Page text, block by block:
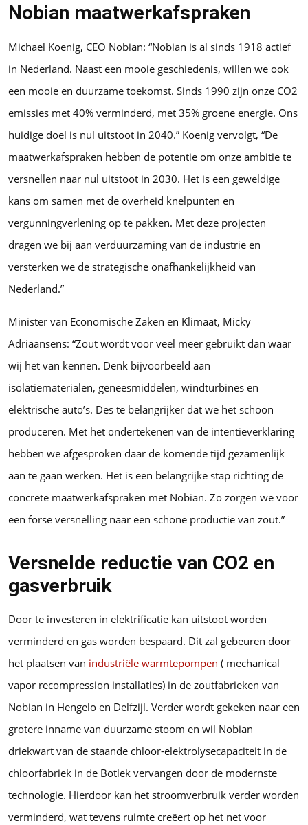
Nobian maatwerkafspraken
­Michael Koenig, CEO Nobian: “Nobian is al sinds 1918 actief
in Nederland. Naast een mooie geschiedenis, willen we ook
een mooie en duurzame toekomst. Sinds 1990 zijn onze CO2
emissies met 40% verminderd, met 35% groene energie. Ons
huidige doel is nul uitstoot in 2040.” Koenig vervolgt, “De
maatwerkafspraken hebben de potentie om onze ambitie te
versnellen naar nul uitstoot in 2030. Het is een geweldige
kans om samen met de overheid knelpunten en
vergunningverlening op te pakken. Met deze projecten
dragen we bij aan verduurzaming van de industrie en
versterken we de strategische onafhankelijkheid van
Nederland.”
Minister van Economische Zaken en Klimaat, Micky
Adriaansens: “Zout wordt voor veel meer gebruikt dan waar
wij het van kennen. Denk bijvoorbeeld aan
isolatiematerialen, geneesmiddelen, windturbines en
elektrische auto’s. Des te belangrijker dat we het schoon
produceren. Met het ondertekenen van de intentieverklaring
hebben we afgesproken daar de komende tijd gezamenlijk
aan te gaan werken. Het is een belangrijke stap richting de
concrete maatwerkafspraken met Nobian. Zo zorgen we voor
een forse versnelling naar een schone productie van zout.”
Versnelde reductie van CO2 en
gasverbruik
Door te investeren in elektrificatie kan uitstoot worden
verminderd en gas worden bespaard. Dit zal gebeuren door
het plaatsen van industriële warmtepompen ( mechanical
vapor recompression installaties) in de zoutfabrieken van
Nobian in Hengelo en Delfzijl. Verder wordt gekeken naar een
grotere inname van duurzame stoom en wil Nobian
driekwart van de staande chloor-elektrolysecapaciteit in de
chloorfabriek in de Botlek vervangen door de modernste
technologie. Hierdoor kan het stroomverbruik verder worden
verminderd, wat tevens ruimte creëert op het net voor